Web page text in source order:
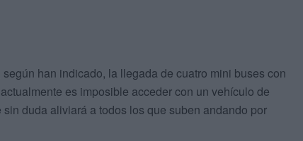
han indicado, la llegada de cuatro mini buses con
es imposible acceder con un vehículo de
duda aliviará a todos los que suben andando por